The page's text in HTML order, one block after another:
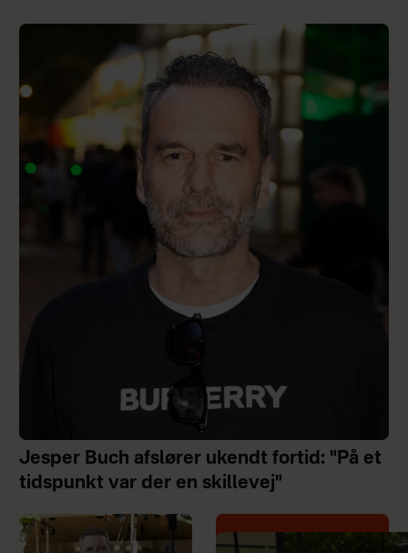
Jesper Buch afslører ukendt fortid: "På et
tidspunkt var der en skillevej"